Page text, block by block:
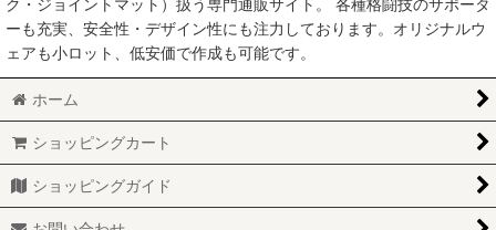
ショーツ
スパッツ
ジャージ
バッグ
ーも充実、安全性・デザイン性にも注力しております。オリジナルウ
ェアも小ロット、低安価で作成も可能です。
ホーム
ショッピングカート
ショッピングガイド